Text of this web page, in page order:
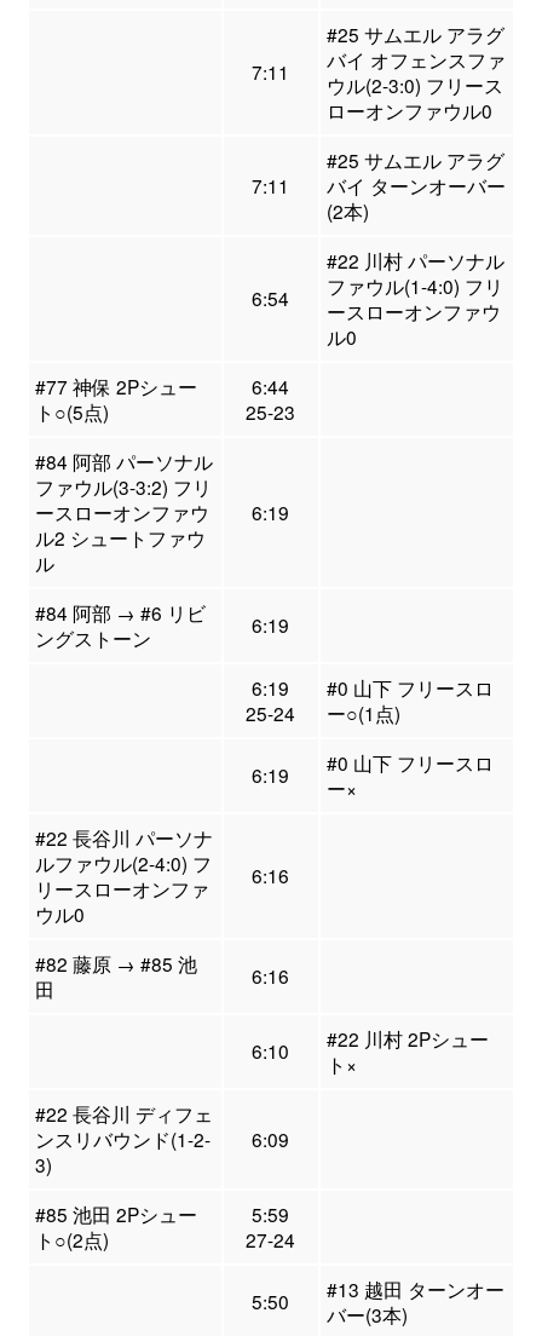
7:11
#25 サムエル アラグ
バイ オフェンスファ
ウル(2-3:0) フリース
ローオンファウル0
7:11
#25 サムエル アラグ
バイ ターンオーバー
(2本)
6:54
#22 川村 パーソナル
ファウル(1-4:0) フリ
ースローオンファウ
ル0
#77 神保 2Pシュー
ト○(5点)
6:44
25-23
#84 阿部 パーソナル
ファウル(3-3:2) フリ
ースローオンファウ
ル2 シュートファウ
ル
6:19
#84 阿部 → #6 リビ
ングストーン
6:19
6:19
25-24
#0 山下 フリースロ
ー○(1点)
6:19
#0 山下 フリースロ
ー×
#22 長谷川 パーソナ
ルファウル(2-4:0) フ
リースローオンファ
ウル0
6:16
#82 藤原 → #85 池
田
6:16
6:10
#22 川村 2Pシュー
ト×
#22 長谷川 ディフェ
ンスリバウンド(1-2-
3)
6:09
#85 池田 2Pシュー
ト○(2点)
5:59
27-24
5:50
#13 越田 ターンオー
バー(3本)